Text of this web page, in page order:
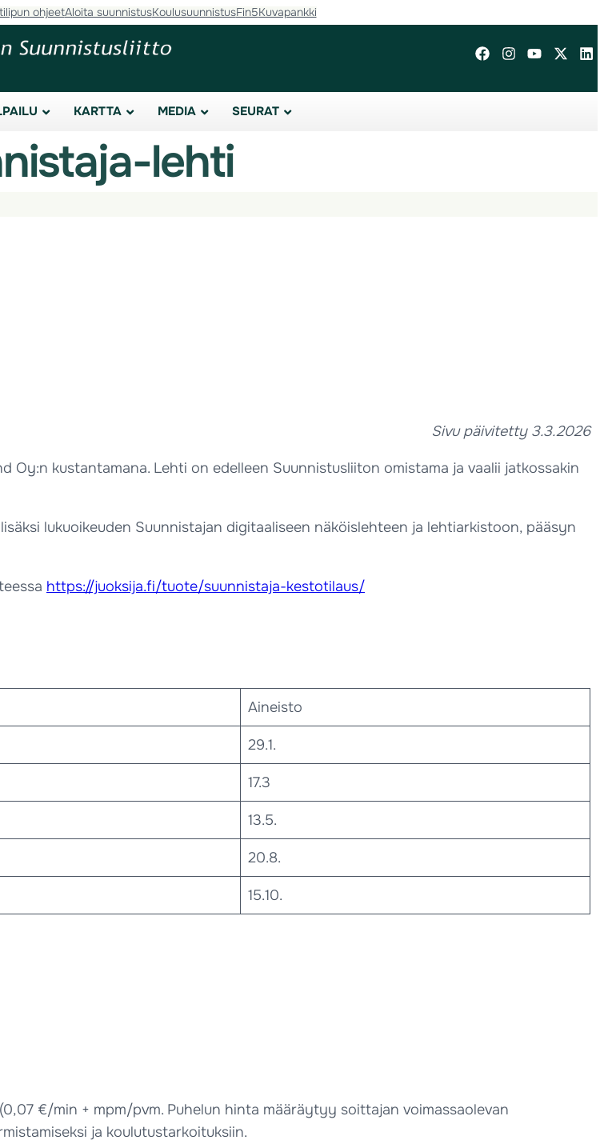
ohjeetAloita suunnistusKoulusuunnistusFin5Kuvapankki
KARTTA MEDIA SEURAT
lehti
Sivu päivitetty 3.3.2026
kustantamana. Lehti on edelleen Suunnistusliiton omistama ja vaalii jatkossakin
lukuoikeuden Suunnistajan digitaaliseen näköislehteen ja lehtiarkistoon, pääsyn
https://juoksija.fi/tuote/suunnistaja-kestotilaus/
Aineisto
29.1.
17.3
13.5.
20.8.
15.10.
€/min + mpm/pvm. Puhelun hinta määräytyy soittajan voimassaolevan
ja koulutustarkoituksiin.